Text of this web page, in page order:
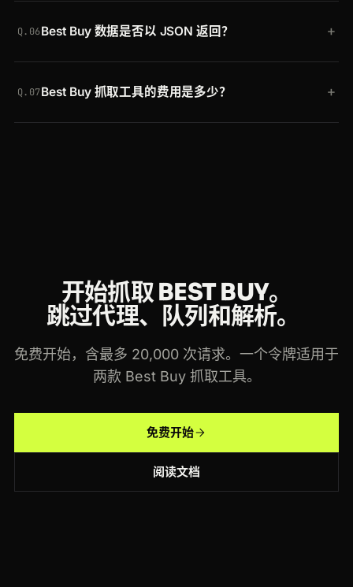
维护。
currentPrice、originalPrice 和 currency，因此你无
Q.06Best Buy 数据是否以 JSON 返回？ +
化 JSON。如果你更愿意自行解析，也可请求原始
Q.07Best Buy 抓取工具的费用是多少？ +
开始抓取 BEST BUY。
跳过代理、队列和解析。
免费开始，含最多 20,000 次请求。一个令牌适用于
两款 Best Buy 抓取工具。
免费开始
阅读文档